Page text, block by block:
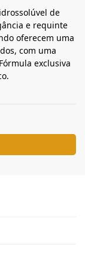
de
e requinte
oferecem uma
com uma
exclusiva